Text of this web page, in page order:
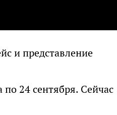
и представление
по 24 сентября. Сейчас